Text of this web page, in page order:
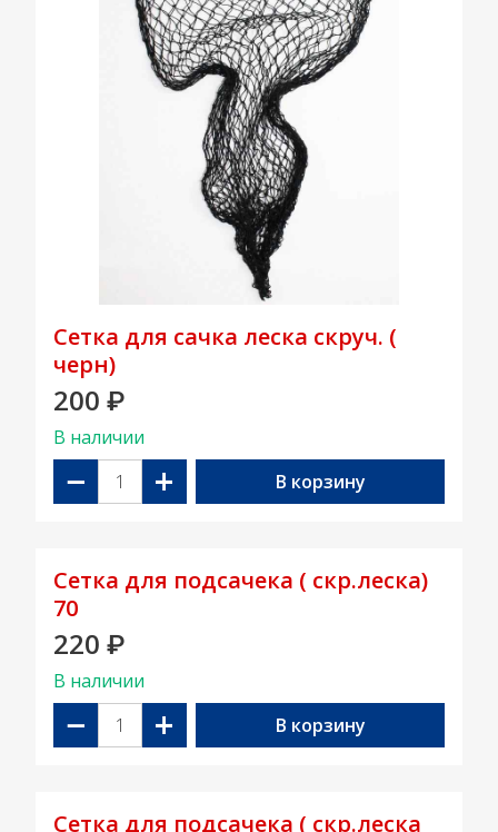
Сетка для сачка леска скруч. (
черн)
200 ₽
В наличии
− + В корзину
Сетка для подсачека ( скр.леска)
70
220 ₽
В наличии
− + В корзину
Сетка для подсачека ( скр.леска